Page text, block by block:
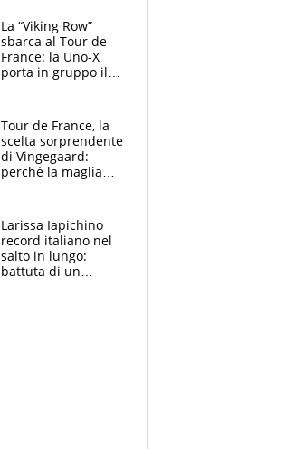
mirino
La “Viking Row”
sbarca al Tour de
France: la Uno-X
porta in gruppo il
compagni
Tour de France, la
scelta sorprendente
di Vingegaard:
perché la maglia
rischio da evitare
Larissa Iapichino
record italiano nel
salto in lungo:
battuta di un